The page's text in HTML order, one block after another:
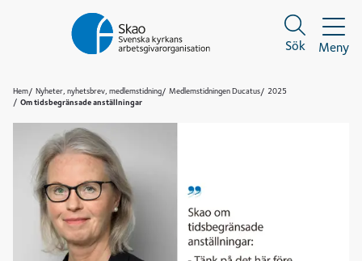
Sök Meny
Sök
Hem Nyheter, nyhetsbrev, medlemstidning Medlemstidningen Ducatus
2025
Om tidsbegränsade anställningar